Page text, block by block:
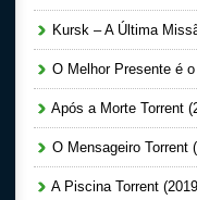
Kursk – A Última Missão
O Melhor Presente é o
Após a Morte Torrent
O Mensageiro Torrent
A Piscina Torrent